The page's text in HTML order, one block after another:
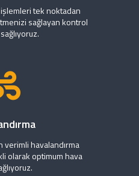
tek noktadan
sağlayan kontrol
verimli havalandırma
olarak optimum hava